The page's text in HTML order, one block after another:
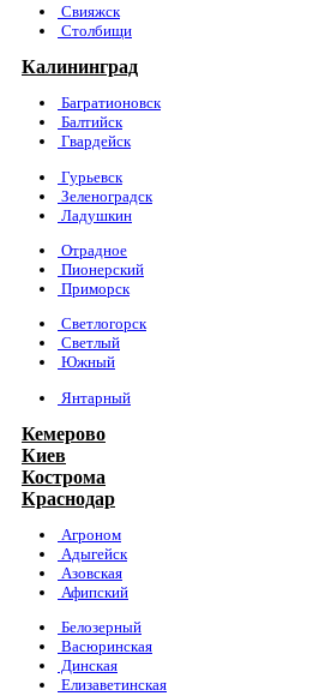
Свияжск
Столбищи
Калининград
Багратионовск
Балтийск
Гвардейск
Гурьевск
Зеленоградск
Ладушкин
Отрадное
Пионерский
Приморск
Светлогорск
Светлый
Южный
Янтарный
Кемерово
Киев
Кострома
Краснодар
Агроном
Адыгейск
Азовская
Афипский
Белозерный
Васюринская
Динская
Елизаветинская